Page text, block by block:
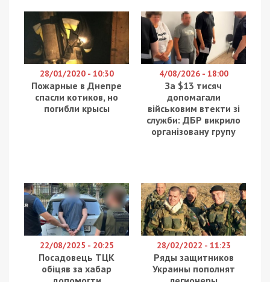
Так, 20 апреля жителей улиц Батумская, Осенняя,
Петра Калнышевского и Гули Королевой
всколыхнула ночная сирена, а сообщений о
случившемся не было. В социальных сетях
начали появляться тревожные посты. Вскоре все
же стало известно, что на жилом комплексе
“Салют” заклинила сирена.